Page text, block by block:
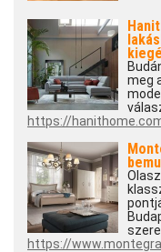
meg
https://
https://